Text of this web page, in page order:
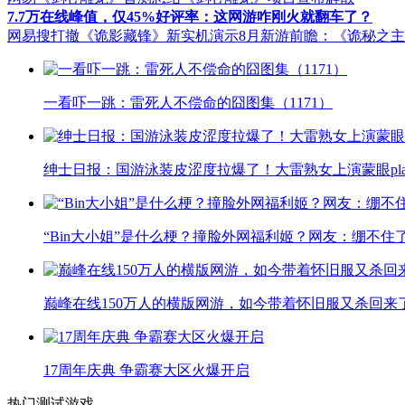
7.7万在线峰值，仅45%好评率：这网游咋刚火就翻车了？
网易搜打撤《诡影藏锋》新实机演示8月新游前瞻：《诡秘之
一看吓一跳：雷死人不偿命的囧图集（1171）
绅士日报：国游泳装皮涩度拉爆了！大雷熟女上演蒙眼
“Bin大小姐”是什么梗？撞脸外网福利姬？网友：绷不住
巅峰在线150万人的横版网游，如今带着怀旧服又杀回来
17周年庆典 争霸赛大区火爆开启